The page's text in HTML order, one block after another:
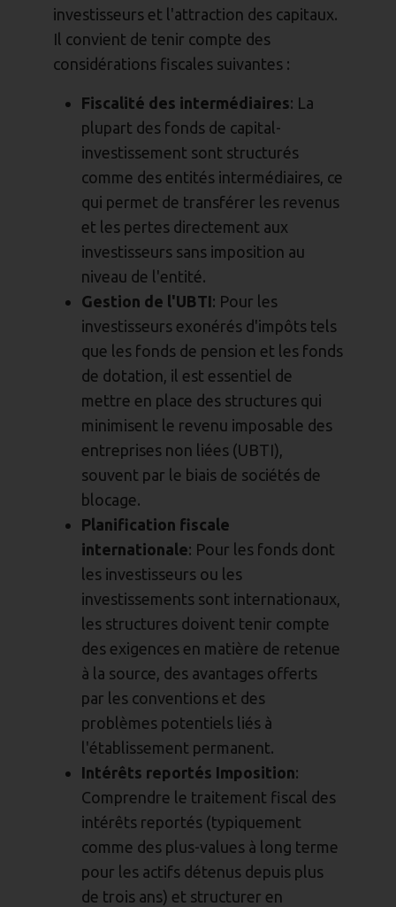
investisseurs et l'attraction des capitaux.
Il convient de tenir compte des
considérations fiscales suivantes :
Fiscalité des intermédiaires: La
plupart des fonds de capital-
investissement sont structurés
comme des entités intermédiaires, ce
qui permet de transférer les revenus
et les pertes directement aux
investisseurs sans imposition au
niveau de l'entité.
Gestion de l'UBTI: Pour les
investisseurs exonérés d'impôts tels
que les fonds de pension et les fonds
de dotation, il est essentiel de
mettre en place des structures qui
minimisent le revenu imposable des
entreprises non liées (UBTI),
souvent par le biais de sociétés de
blocage.
Planification fiscale
internationale: Pour les fonds dont
les investisseurs ou les
investissements sont internationaux,
les structures doivent tenir compte
des exigences en matière de retenue
à la source, des avantages offerts
par les conventions et des
problèmes potentiels liés à
l'établissement permanent.
Intérêts reportés Imposition:
Comprendre le traitement fiscal des
intérêts reportés (typiquement
comme des plus-values à long terme
pour les actifs détenus depuis plus
de trois ans) et structurer en